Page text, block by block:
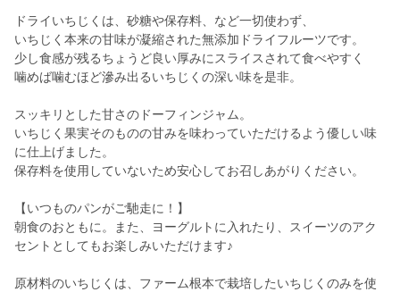
ドライいちじくは、砂糖や保存料、など一切使わず、
いちじく本来の甘味が凝縮された無添加ドライフルーツです。
少し食感が残るちょうど良い厚みにスライスされて食べやすく
噛めば噛むほど滲み出るいちじくの深い味を是非。
スッキリとした甘さのドーフィンジャム。
いちじく果実そのものの甘みを味わっていただけるよう優しい味
に仕上げました。
保存料を使用していないため安心してお召しあがりください。
【いつものパンがご馳走に！】
朝食のおともに。また、ヨーグルトに入れたり、スイーツのアク
セントとしてもお楽しみいただけます♪
原材料のいちじくは、ファーム根本で栽培したいちじくのみを使